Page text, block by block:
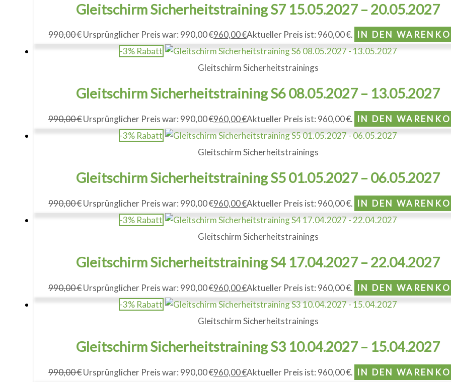
Gleitschirm Sicherheitstraining S7 15.05.2027 – 20.05.2027
990,00€Ursprünglicher Preis war: 990,00 €960,00€Aktueller Preis ist: 960,00 €. IN DEN
-3% Rabatt
Gleitschirm Sicherheitstrainings
Gleitschirm Sicherheitstraining S6 08.05.2027 – 13.05.2027
990,00€Ursprünglicher Preis war: 990,00 €960,00€Aktueller Preis ist: 960,00 €. IN DEN
-3% Rabatt
Gleitschirm Sicherheitstrainings
Gleitschirm Sicherheitstraining S5 01.05.2027 – 06.05.2027
990,00€Ursprünglicher Preis war: 990,00 €960,00€Aktueller Preis ist: 960,00 €. IN DEN
-3% Rabatt
Gleitschirm Sicherheitstrainings
Gleitschirm Sicherheitstraining S4 17.04.2027 – 22.04.2027
990,00€Ursprünglicher Preis war: 990,00 €960,00€Aktueller Preis ist: 960,00 €. IN DEN
-3% Rabatt
Gleitschirm Sicherheitstrainings
Gleitschirm Sicherheitstraining S3 10.04.2027 – 15.04.2027
990,00€Ursprünglicher Preis war: 990,00 €960,00€Aktueller Preis ist: 960,00 €. IN DEN